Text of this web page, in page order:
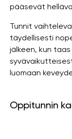
pääsevät
Tunnit
täydellisesti
jälkeen, kun
luomaan
Oppitunnin